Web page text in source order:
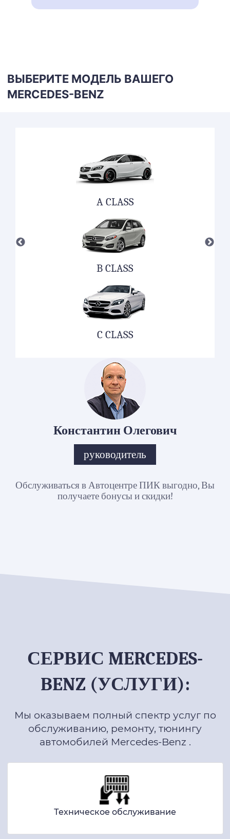
ВЫБЕРИТЕ МОДЕЛЬ ВАШЕГО
MERCEDES-BENZ
A CLASS
B CLASS
C CLASS
Константин Олегович
руководитель
Обслуживаться в Автоцентре ПИК выгодно, Вы
получаете бонусы и скидки!
СЕРВИС MERCEDES-
BENZ (УСЛУГИ):
Мы оказываем полный спектр услуг по
обслуживанию, ремонту, тюнингу
автомобилей Mercedes-Benz .
Техническое обслуживание